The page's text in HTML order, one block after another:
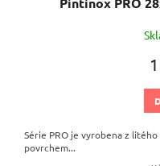
Série PRO je vyrobena z
povrchem...